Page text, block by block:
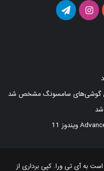
یوتیوب اینستاگرامتلگرام
آی تی ورا. کپی برداری از